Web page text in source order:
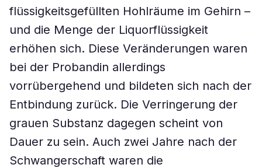
flüssigkeitsgefüllten Hohlräume im Gehirn –
und die Menge der Liquorflüssigkeit
erhöhen sich. Diese Veränderungen waren
bei der Probandin allerdings
vorrübergehend und bildeten sich nach der
Entbindung zurück. Die Verringerung der
grauen Substanz dagegen scheint von
Dauer zu sein. Auch zwei Jahre nach der
Schwangerschaft waren die